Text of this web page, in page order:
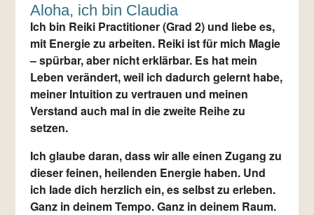
Aloha, ich bin Claudia
Ich bin Reiki Practitioner (Grad 2) und liebe es,
mit Energie zu arbeiten. Reiki ist für mich Magie
–spürbar, aber nicht erklärbar.Es hat mein
Leben verändert, weil ich dadurch gelernt habe,
meiner Intuition zu vertrauen und meinen
Verstand auch mal in die zweite Reihe zu
setzen.
Ich glaube daran, dass wir alle einen Zugang zu
dieser feinen, heilenden Energie haben. Und
ich lade dich herzlich ein, es selbst zu erleben.
Ganz in deinem Tempo. Ganz in deinem Raum.